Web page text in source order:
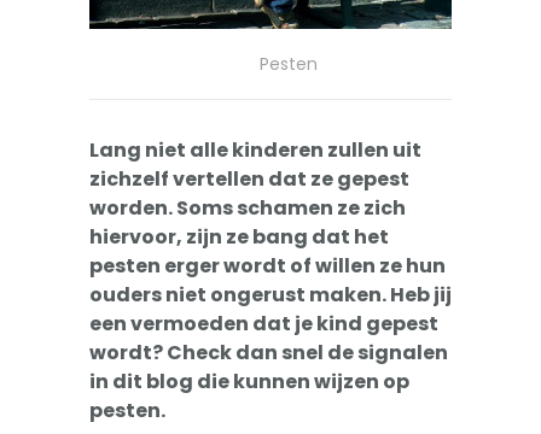
-- Weerbaarheidstraining kind
-- Faalangst training kind
-- Training emoties kind
-- Sova-training kind
Artikelen
Over
Pesten
Lang niet alle kinderen zullen uit
zichzelf vertellen dat ze gepest
worden. Soms schamen ze zich
hiervoor, zijn ze bang dat het
pesten erger wordt of willen ze hun
ouders niet ongerust maken. Heb jij
een vermoeden dat je kind gepest
wordt? Check dan snel de signalen
in dit blog die kunnen wijzen op
pesten.